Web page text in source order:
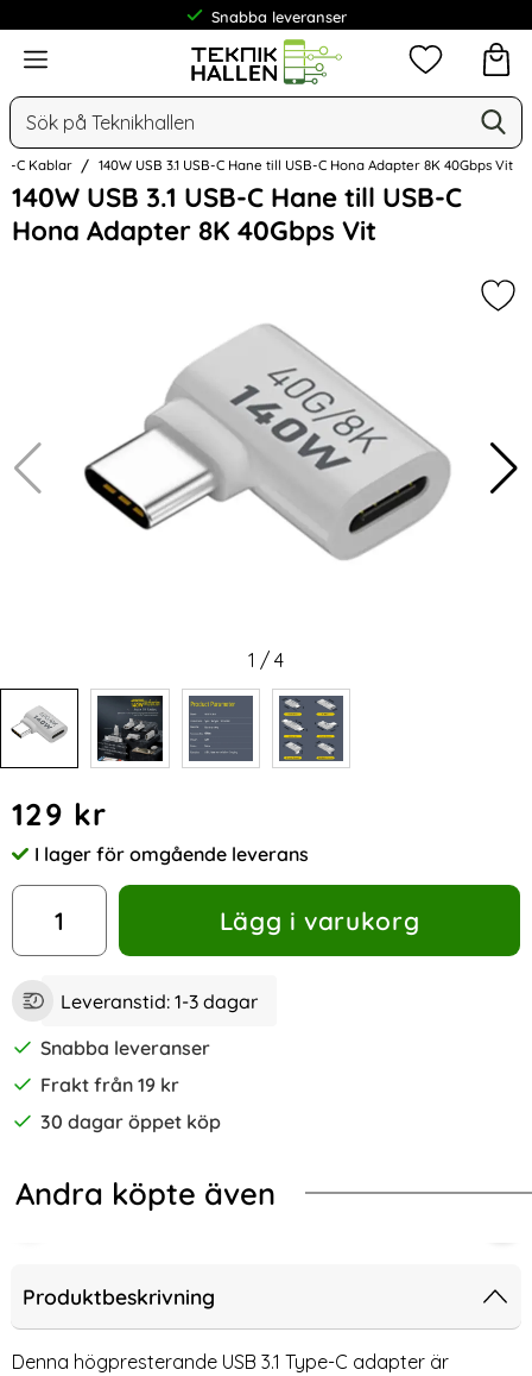
Frakt från 19 kr
Meny
Sök
Mina
C Kablar 140W USB 3.1 USB-C Hane till USB-C Hona Adapter 8K 40Gbps Vit
140W USB 3.1 USB-C Hane till USB-C
Hona Adapter 8K 40Gbps Vit
Hoppa
över
Bilder
1 / 4
pris
129 kr
Tillgänglighet:
I lager för omgående leverans
antal
Lägg i varukorg
Leveranstid: 1-3 dagar
Snabba leveranser
Frakt från 19 kr
30 dagar öppet köp
Andra köpte även
C Kabel UltraBoost (Iron Grey)DisplayPort Hona till DisplayPort
Produktbeskrivning
Denna högpresterande USB 3.1 Type-C adapter är